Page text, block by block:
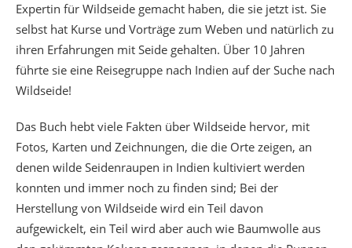
Expertin für Wildseide gemacht haben, die sie jetzt ist. Sie
selbst hat Kurse und Vorträge zum Weben und natürlich zu
ihren Erfahrungen mit Seide gehalten. Über 10 Jahren
führte sie eine Reisegruppe nach Indien auf der Suche nach
Wildseide!
Das Buch hebt viele Fakten über Wildseide hervor, mit
Fotos, Karten und Zeichnungen, die die Orte zeigen, an
denen wilde Seidenraupen in Indien kultiviert werden
konnten und immer noch zu finden sind; Bei der
Herstellung von Wildseide wird ein Teil davon
aufgewickelt, ein Teil wird aber auch wie Baumwolle aus